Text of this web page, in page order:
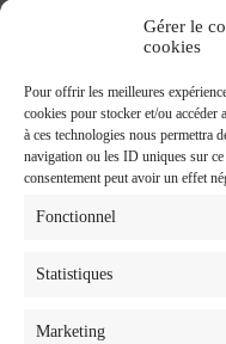
Gérer le
cookies
Pour offrir les meilleures
cookies pour stocker et/ou
à ces technologies nous permettra
navigation ou les ID uniques sur
consentement peut avoir un effet
Fonctionnel
Statistiques
Marketing
Tu es au bon endroit !
permanente.
Lors de ton paiement, il
LJTKDAdans la case
d’achat et de même